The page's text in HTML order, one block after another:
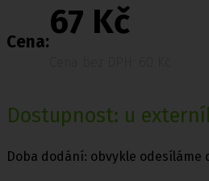
Cena:
67 Kč
Dostupnost: u
Doba dodání: obvykle odesíláme